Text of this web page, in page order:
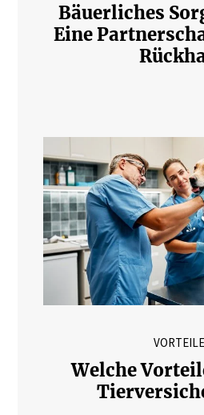
Bäuerliches
Eine
VORTEILE
Welche